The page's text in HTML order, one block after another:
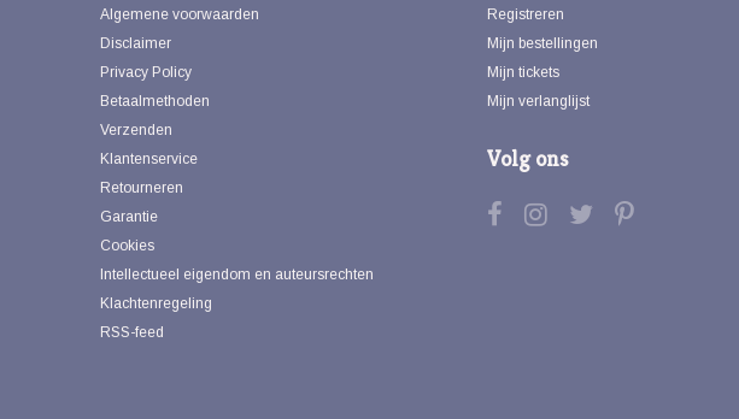
Algemene voorwaarden
Disclaimer
Privacy Policy
Betaalmethoden
Verzenden
Klantenservice
Retourneren
Garantie
Cookies
Intellectueel eigendom en auteursrechten
Klachtenregeling
RSS-feed
Registreren
Mijn bestellingen
Mijn tickets
Mijn verlanglijst
Volg ons